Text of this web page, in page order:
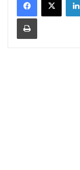
Yazdır